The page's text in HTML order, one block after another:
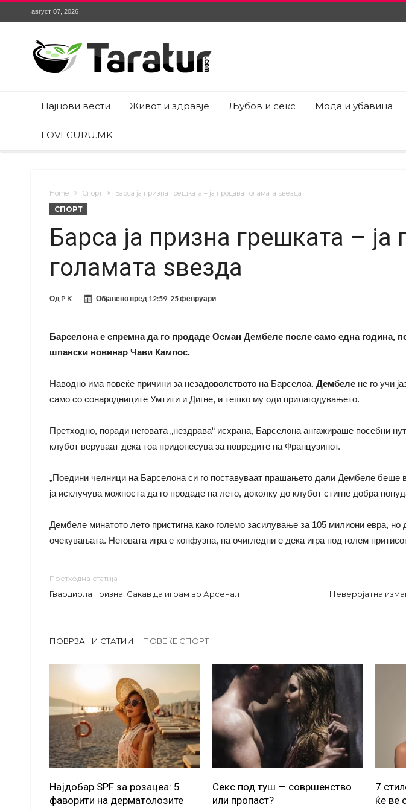
август 07, 2026
Најнови вести Живот и здравје Љубов и секс Мода и убавина
LOVEGURU.MK
Home Спорт Барса ја призна грешката – ја продава голамата ѕвезда
СПОРТ
Барса ја призна грешката – ја
голамата ѕвезда
Од P K Објавено пред 12:59, 25 февруари
Барселона е спремна да го продаде Осман Дембеле после само една година,
шпански новинар Чави Кампос.
Наводно има повеќе причини за незадоволството на Барселоа. Дембеле не го учи
само со сонародниците Умтити и Дигне, и тешко му оди прилагодувањето.
Претходно, поради неговата „нездрава“ исхрана, Барселона ангажираше посебни
клубот веруваат дека тоа придонесува за повредите на Французинот.
„Поедини челници на Барселона си го поставуваат прашањето дали Дембеле беше
ја исклучува можноста да го продаде на лето, доколку до клубот стигне добра
Дембеле минатото лето пристигна како големо засилување за 105 милиони евра, но
очекувањата. Неговата игра е конфузна, па очигледни е дека игра под голем
Претходна статија
Гвардиола призна: Сакав да играм во Арсенал
Неверојатна
ПОВРЗАНИ СТАТИИ ПОВЕЌЕ СПОРТ
Најдобар SPF за розацеа: 5
фаворити на дерматолозите
Секс под туш — совршенство
или пропаст?
7
ќе ве